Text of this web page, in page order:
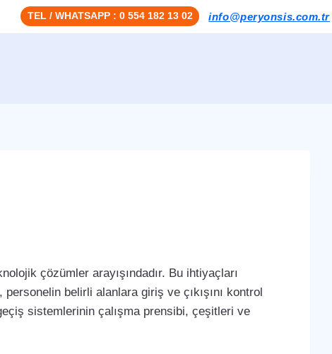
TEL / WHATSAPP : 0 554 182 13 02 info@peryonsis.com.tr
çözümler arayışındadır. Bu ihtiyaçları
belirli alanlara giriş ve çıkışını kontrol
sistemlerinin çalışma prensibi, çeşitleri ve